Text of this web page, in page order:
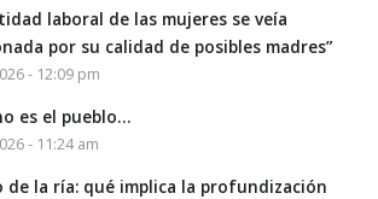
laboral de las mujeres se veía
por su calidad de posibles madres”
- 12:09 pm
es el pueblo…
- 11:24 am
de la ría: qué implica la profundización